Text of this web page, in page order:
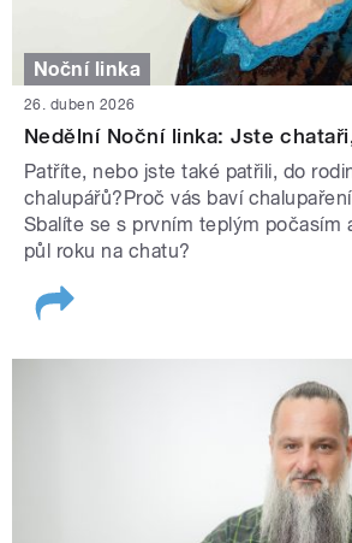
Noční linka
26. duben 2026
Nedělní Noční linka: Jste
Patříte, nebo jste také patřili, do
chalupářů?Proč vás baví
Sbalíte se s prvním teplým počasím
půl roku na chatu?